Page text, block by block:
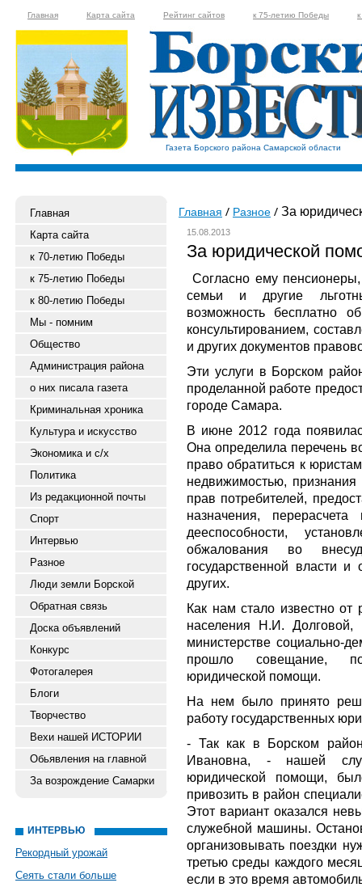
Главная Карта сайта Рейтинг сайтов к 75-летию Победы
Газета Борского района Самарской области
Главная
Карта сайта
к 70-летию Победы
к 75-летию Победы
к 80-летию Победы
Мы - помним
Общество
Администрация района
о них писала газета
Криминальная хроника
Культура и искусство
Экономика и с/х
Политика
Из редакционной почты
Спорт
Интервью
Разное
Люди земли Борской
Обратная связь
Доска объявлений
Конкурс
Фотогалерея
Блоги
Творчество
Вехи нашей ИСТОРИИ
Обьявления на главной
За возрождение Самарки
ИНТЕРВЬЮ
Рекордный урожай
Сеять стали больше
Главная Разное За
15.08.2013
За юридической
Согласно ему
семьи и другие
возможность бесплатно
консультированием,
и других документов
Эти услуги в Борском
проделанной работе
городе Самара.
В июне 2012 года
Она определила перечень
право обратиться к
недвижимостью,
прав потребителей,
назначения,
дееспособности,
обжалования во
государственной власти
других.
Как нам стало известно от
населения Н.И.
министерстве социально-
прошло совещание,
юридической помощи.
На нем было принято
работу государственных
- Так как в Борском
Ивановна, - нашей
юридической помощи,
привозить в район
Этот вариант оказался
служебной машины.
организовывать поездки
третью среды каждого
если в это время